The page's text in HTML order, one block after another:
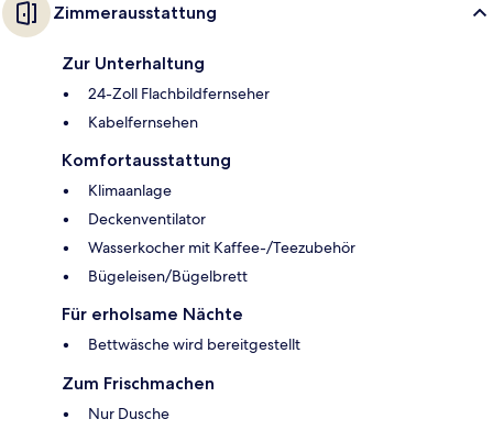
Zimmerausstattung
Zur Unterhaltung
24-Zoll Flachbildfernseher
Kabelfernsehen
Komfortausstattung
Klimaanlage
Deckenventilator
Wasserkocher mit Kaffee-/Teezubehör
Bügeleisen/Bügelbrett
Für erholsame Nächte
Bettwäsche wird bereitgestellt
Zum Frischmachen
Nur Dusche